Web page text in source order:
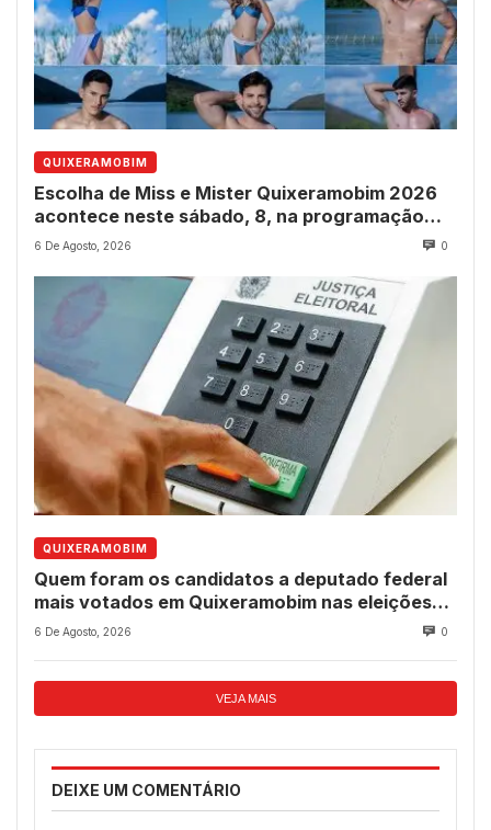
QUIXERAMOBIM
Escolha de Miss e Mister Quixeramobim 2026
acontece neste sábado, 8, na programação
dos 237 anos do município
6 De Agosto, 2026 0
QUIXERAMOBIM
Quem foram os candidatos a deputado federal
mais votados em Quixeramobim nas eleições
de 2022?
6 De Agosto, 2026 0
VEJA MAIS
DEIXE UM COMENTÁRIO